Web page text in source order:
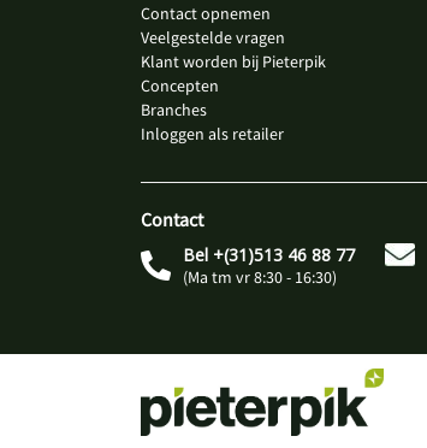
Contact opnemen
Veelgestelde vragen
Klant worden bij Pieterpik
Concepten
Branches
Inloggen als retailer
Contact
Bel +(31)513 46 88 77
(Ma tm vr 8:30 - 16:30)